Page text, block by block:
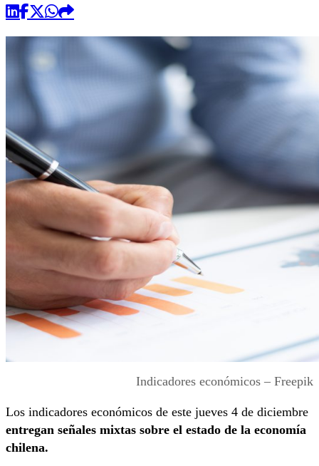
Indicadores económicos – Freepik
Los indicadores económicos de este jueves 4 de diciembre
entregan señales mixtas sobre el estado de la economía
chilena.